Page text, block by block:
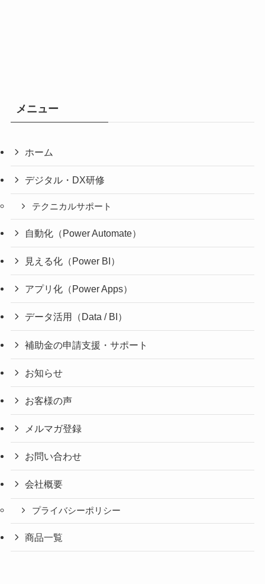
メニュー
ホーム
デジタル・DX研修
テクニカルサポート
自動化（Power Automate）
見える化（Power BI）
アプリ化（Power Apps）
データ活用（Data / BI）
補助金の申請支援・サポート
お知らせ
お客様の声
メルマガ登録
お問い合わせ
会社概要
プライバシーポリシー
商品一覧